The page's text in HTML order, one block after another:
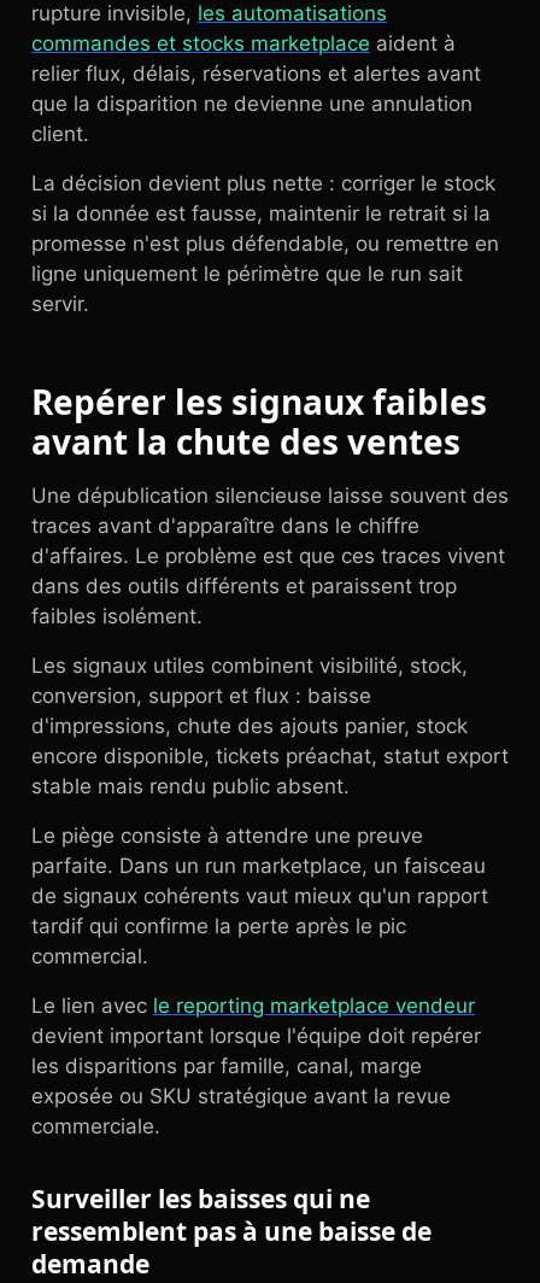
rupture invisible, les automatisations
commandes et stocks marketplace aident à
relier flux, délais, réservations et alertes avant
que la disparition ne devienne une annulation
client.
La décision devient plus nette : corriger le stock
si la donnée est fausse, maintenir le retrait si la
promesse n'est plus défendable, ou remettre en
ligne uniquement le périmètre que le run sait
servir.
Repérer les signaux faibles
avant la chute des ventes
Une dépublication silencieuse laisse souvent des
traces avant d'apparaître dans le chiffre
d'affaires. Le problème est que ces traces vivent
dans des outils différents et paraissent trop
faibles isolément.
Les signaux utiles combinent visibilité, stock,
conversion, support et flux : baisse
d'impressions, chute des ajouts panier, stock
encore disponible, tickets préachat, statut export
stable mais rendu public absent.
Le piège consiste à attendre une preuve
parfaite. Dans un run marketplace, un faisceau
de signaux cohérents vaut mieux qu'un rapport
tardif qui confirme la perte après le pic
commercial.
Le lien avec le reporting marketplace vendeur
devient important lorsque l'équipe doit repérer
les disparitions par famille, canal, marge
exposée ou SKU stratégique avant la revue
commerciale.
Surveiller les baisses qui ne
ressemblent pas à une baisse de
demande